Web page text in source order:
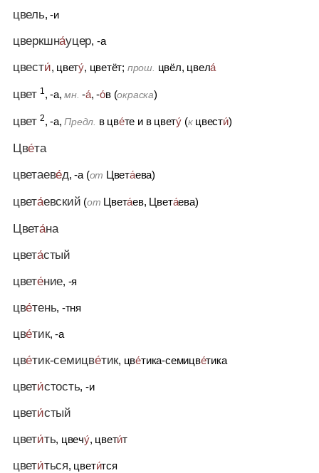
цвель, -и
цверкшна́уцер, -а
цвести́, цвету́, цветёт; прош. цвёл, цвела́
цвет 1 , -а,мн. -а́, -о́в (окраска)
цвет 2, -а,Предл. в цве́те ив цвету́(кцвести́)
Цве́та
цветаеве́д, -а (от Цвета́ева)
цвета́евский (от Цвета́ев, Цвета́ева)
Цвета́на
цвета́стый
цвете́ние, -я
цве́тень, -тня
цве́тик, -а
цве́тик-семицве́тик, цве́тика-семицве́тика
цвети́стость, -и
цвети́стый
цвети́ть, цвечу́, цвети́т
цвети́ться, цвети́тся